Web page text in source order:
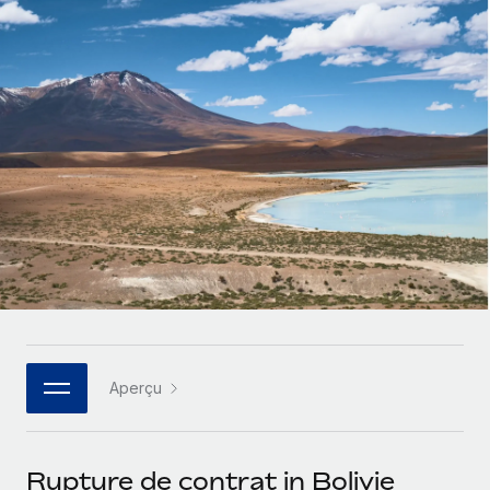
Gestion des freelances
Intégrez et gérez vos freelances partout dans le monde
PEO
Sous-traitez les opérations complexes liées à l’emploi
INFRASTRUCTURE
Intégration Remote
Intégrez vos RH aux flux de travail en toute simplicité
Plateforme
Des fonctions RH clés intégrées pour votre équipe
Connectez n'importe quel outil d’IA à Remote grâce à
notre MCP
Rationalisez vos processus avec des outils essentiels
Comparer Remote
Examinez notre service par rapport aux autres
CROISSANCE
Start-ups
Des solutions agiles et internationales pour les RH et la
paie des entreprises en pleine croissance
Entreprises intermédiaires
Développez vos équipes avec des solutions RH sur
mesure
Entreprise
Les RH à l’international pour les grandes entreprises
Partenaires stratégiques de la tech
pays
Calculateur de paiement des freelances
Découvrez les devises disponibles et les vitesses de
paiement pour vos freelances internationaux
APPRENDRE AVEC REMOTE
Recherche et guides
Études de cas
Checklists et modèles
Descriptions de postes
Nederlands
Français
Deutsch
Español
Italiano
Português (Portugal)
日本語
한국어
Connexion
Aperçu
Rupture de contrat in Bolivie